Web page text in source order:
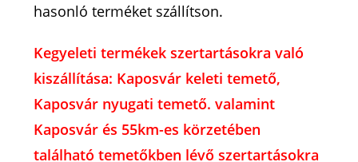
hasonló terméket szállítson.
Kegyeleti termékek szertartásokra való
kiszállítása: Kaposvár keleti temető,
Kaposvár nyugati temető. valamint
Kaposvár és 55km-es körzetében
található temetőkben lévő szertartásokra